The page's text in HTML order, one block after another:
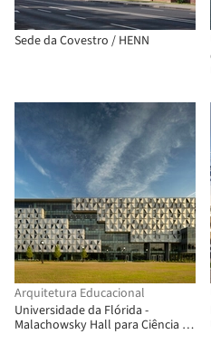
Sede da Covestro / HENN
Arquitetura Educacional
Universidade da Flórida -
Malachowsky Hall para Ciência de